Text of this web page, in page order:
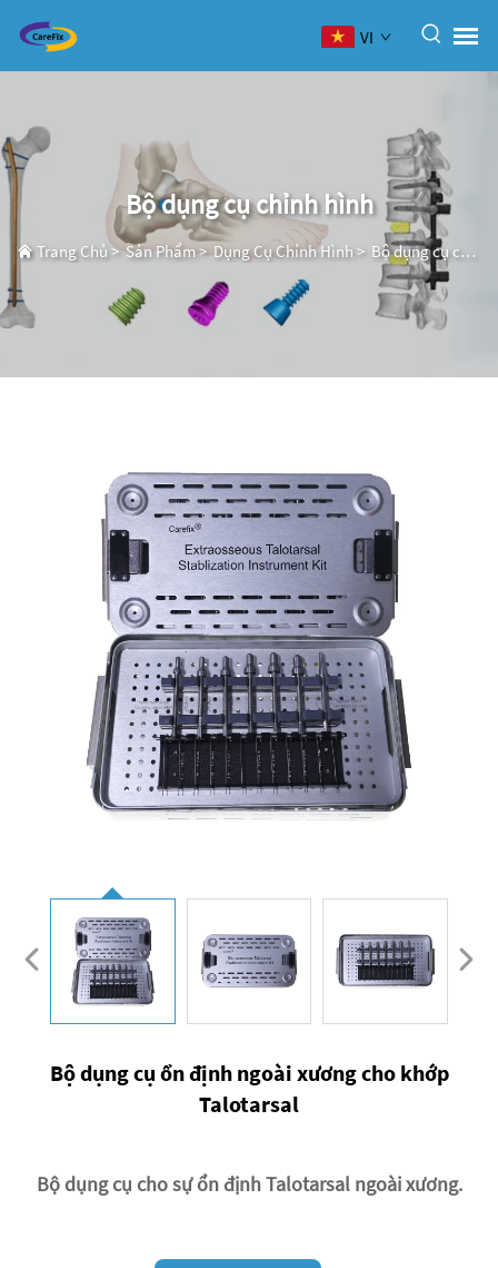
VI
Bộ dụng cụ chỉnh hình
Trang Chủ>Sản Phẩm>Dụng Cụ Chỉnh Hình> Bộ dụng cụ chỉnh hình
Bộ dụng cụ ổn định ngoài xương cho khớp
Talotarsal
Bộ dụng cụ cho sự ổn định Talotarsal ngoài xương.